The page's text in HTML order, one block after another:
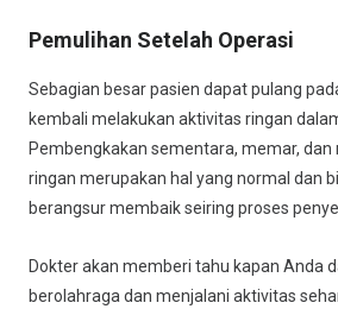
Pemulihan Setelah Operasi
Sebagian besar pasien dapat pulang
kembali melakukan aktivitas ringan
Pembengkakan sementara, memar, dan
ringan merupakan hal yang normal dan
berangsur membaik seiring proses
Dokter akan memberi tahu kapan Anda
berolahraga dan menjalani aktivitas